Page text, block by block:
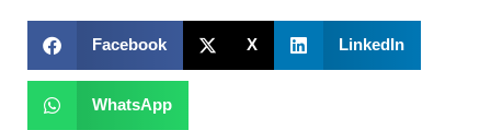
Facebook X LinkedIn
WhatsApp